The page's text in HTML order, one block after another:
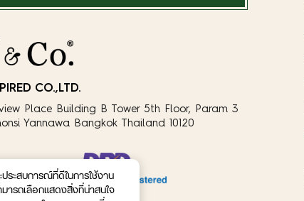
CO.,LTD.
Place Building B Tower 5th Floor, Param 3
Yannawa Bangkok Thailand 10120
ประสบการณ์ที่ดีในการใช้งาน
ารถเลือกแสดงสิ่งที่น่าสนใจ